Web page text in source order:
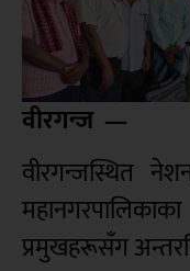
वीरगन्ज —
वीरगन्जस्थित
प्रमुखहरूसँग